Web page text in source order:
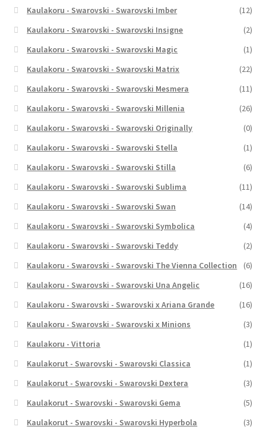
Kaulakoru - Swarovski - Swarovski Imber
(12)
Kaulakoru - Swarovski - Swarovski Insigne
(2)
Kaulakoru - Swarovski - Swarovski Magic
(1)
Kaulakoru - Swarovski - Swarovski Matrix
(22)
Kaulakoru - Swarovski - Swarovski Mesmera
(11)
Kaulakoru - Swarovski - Swarovski Millenia
(26)
Kaulakoru - Swarovski - Swarovski Originally
(0)
Kaulakoru - Swarovski - Swarovski Stella
(1)
Kaulakoru - Swarovski - Swarovski Stilla
(6)
Kaulakoru - Swarovski - Swarovski Sublima
(11)
Kaulakoru - Swarovski - Swarovski Swan
(14)
Kaulakoru - Swarovski - Swarovski Symbolica
(4)
Kaulakoru - Swarovski - Swarovski Teddy
(2)
Kaulakoru - Swarovski - Swarovski The Vienna Collection
(6)
Kaulakoru - Swarovski - Swarovski Una Angelic
(16)
Kaulakoru - Swarovski - Swarovski x Ariana Grande
(16)
Kaulakoru - Swarovski - Swarovski x Minions
(3)
Kaulakoru - Vittoria
(1)
Kaulakorut - Swarovski - Swarovski Classica
(1)
Kaulakorut - Swarovski - Swarovski Dextera
(3)
Kaulakorut - Swarovski - Swarovski Gema
(5)
Kaulakorut - Swarovski - Swarovski Hyperbola
(3)